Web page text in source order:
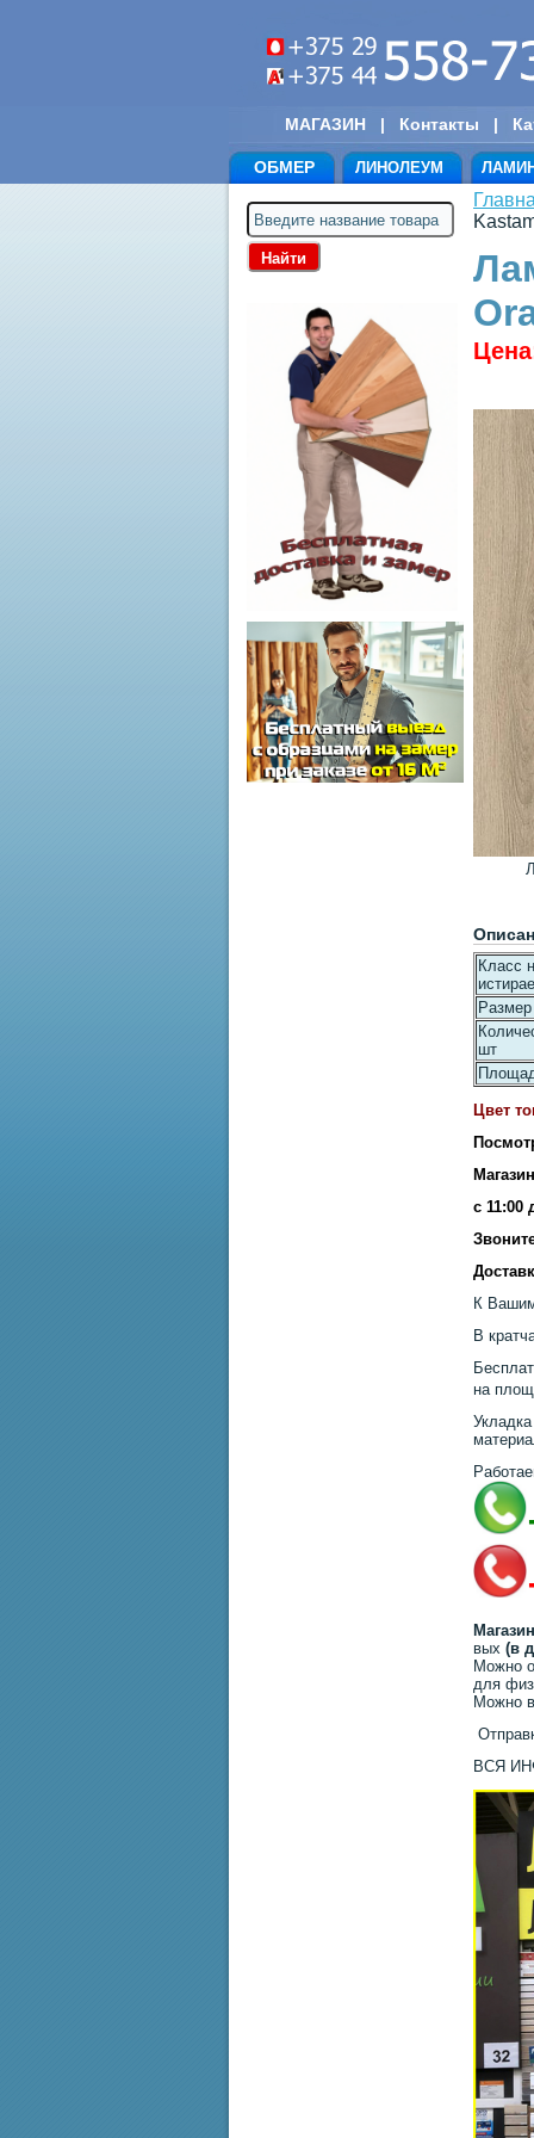
МАГАЗИН | Контакты |
ОБМЕР ЛИНОЛЕУМ
Класс
шт
Цвет
с 11:00
К
В
на
вых (в
Можно
для
Можно
ВСЯ